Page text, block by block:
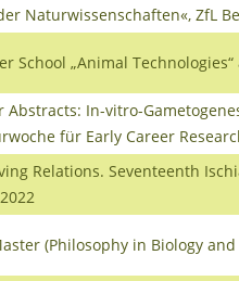
Naturwissenschaften«, ZfL
School „Animal
In-vitro-
für Early Career
Relations. Seventeenth
(Philosophy in Biology